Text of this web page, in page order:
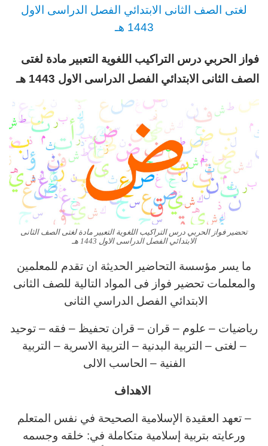
لغتى
الصف الثانى الابتدائي الفصل الدراسى الاول
1443 هـ
فواز الحربي درس التراكيب اللغوية التعبير مادة لغتى
الصف الثانى الابتدائي الفصل الدراسى الاول 1443 هـ
تحضير فواز الحربي درس التراكيب اللغوية التعبير مادة لغتى الصف الثانى
الابتدائي الفصل الدراسى الاول 1443 هـ
ما يسر مؤسسة التحاضير الحديثة ان تقدم للمعلمين
والمعلمات تحضير فواز فى المواد التالية للصف الثانى
الابتدائي الفصل الدراسي الثانى
رياضيات – علوم – قران – قران تحفيظ – فقه – توحيد
– لغتى – التربية البدنية – التربية الاسرية – التربية
الفنية – الحاسب الالى
الاهداف
– تعهد العقيدة الإسلامية الصحيحة في نفس المتعلم
ورعايته بتربية إسلامية متكاملة في: خلقه وجسمه